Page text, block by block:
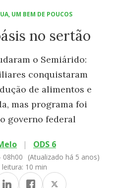
UM BEM DE POUCOS
no sertão
o Semiárido:
conquistaram
de alimentos e
mas programa foi
governo federal
| ODS 6
08h00
(Atualizado há 5 anos)
10 min